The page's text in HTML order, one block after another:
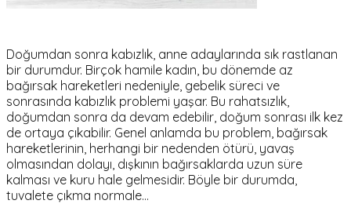
Doğumdan sonra kabızlık, anne adaylarında sık rastlanan
bir durumdur. Birçok hamile kadın, bu dönemde az
bağırsak hareketleri nedeniyle, gebelik süreci ve
sonrasında kabızlık problemi yaşar. Bu rahatsızlık,
doğumdan sonra da devam edebilir, doğum sonrası ilk kez
de ortaya çıkabilir. Genel anlamda bu problem, bağırsak
hareketlerinin, herhangi bir nedenden ötürü, yavaş
olmasından dolayı, dışkının bağırsaklarda uzun süre
kalması ve kuru hale gelmesidir. Böyle bir durumda,
tuvalete çıkma normale…